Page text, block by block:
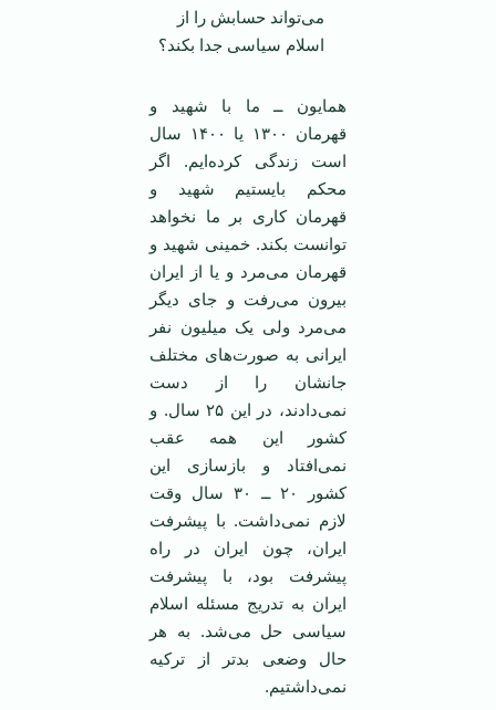
می‌تواند حسابش را از
اسلام سیاسی جدا بکند؟
همایون ــ ما با شهید و
قهرمان ۱۳۰۰ یا ۱۴۰۰ سال
است زندگی کرده‌ایم. اگر
محکم بایستیم شهید و
قهرمان کاری بر ما نخواهد
توانست بکند. خمینی شهید و
قهرمان می‌مرد و یا از ایران
بیرون می‌رفت و جای دیگر
می‌مرد ولی یک میلیون نفر
ایرانی به صورت‌های مختلف
جانشان را از دست
نمی‌دادند، در این ۲۵ سال. و
کشور این همه عقب
نمی‌افتاد و بازسازی این
کشور ۲۰ ــ ۳۰ سال وقت
لازم نمی‌داشت. با پیشرفت
ایران، چون ایران در راه
پیشرفت بود، با پیشرفت
ایران به تدریج مسئله اسلام
سیاسی حل می‌شد. به هر
حال وضعی بد‌تر از ترکیه
نمی‌داشتیم.